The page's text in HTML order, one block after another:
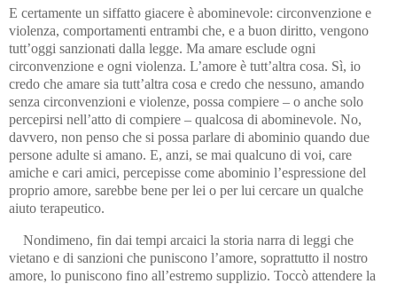
E certamente un siffatto giacere è abominevole: circonvenzione e
violenza, comportamenti entrambi che, e a buon diritto, vengono
tutt’oggi sanzionati dalla legge. Ma amare esclude ogni
circonvenzione e ogni violenza. L’amore è tutt’altra cosa. Sì, io
credo che amare sia tutt’altra cosa e credo che nessuno, amando
senza circonvenzioni e violenze, possa compiere – o anche solo
percepirsi nell’atto di compiere – qualcosa di abominevole. No,
davvero, non penso che si possa parlare di abominio quando due
persone adulte si amano. E, anzi, se mai qualcuno di voi, care
amiche e cari amici, percepisse come abominio l’espressione del
proprio amore, sarebbe bene per lei o per lui cercare un qualche
aiuto terapeutico.
Nondimeno, fin dai tempi arcaici la storia narra di leggi che
vietano e di sanzioni che puniscono l’amore, soprattutto il nostro
amore, lo puniscono fino all’estremo supplizio. Toccò attendere la